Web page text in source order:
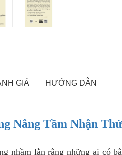
GIÁ HƯỚNG DẪN
Nâng Tầm Nhận
nhầm lẫn rằng những ai có